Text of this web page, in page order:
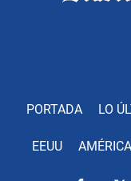
PORTADA LO
EEUU